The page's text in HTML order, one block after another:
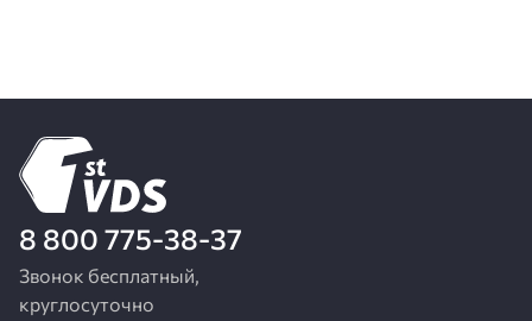
8 800 775-38-37
Звонок бесплатный,
круглосуточно